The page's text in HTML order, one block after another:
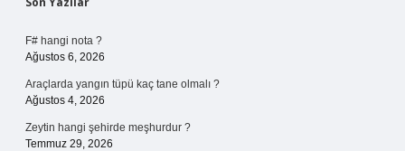
Sidebar
F# hangi nota ?
Ağustos 6, 2026
Araçlarda yangın tüpü kaç tane olmalı ?
Ağustos 4, 2026
Zeytin hangi şehirde meşhurdur ?
Temmuz 29, 2026